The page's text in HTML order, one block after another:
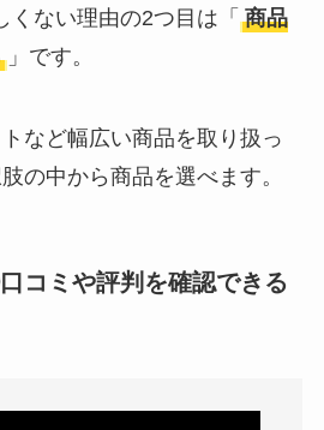
くない理由の2つ目は「 商品
」です。
など幅広い商品を取り扱っ
の中から商品を選べます。
コミや評判を確認できる